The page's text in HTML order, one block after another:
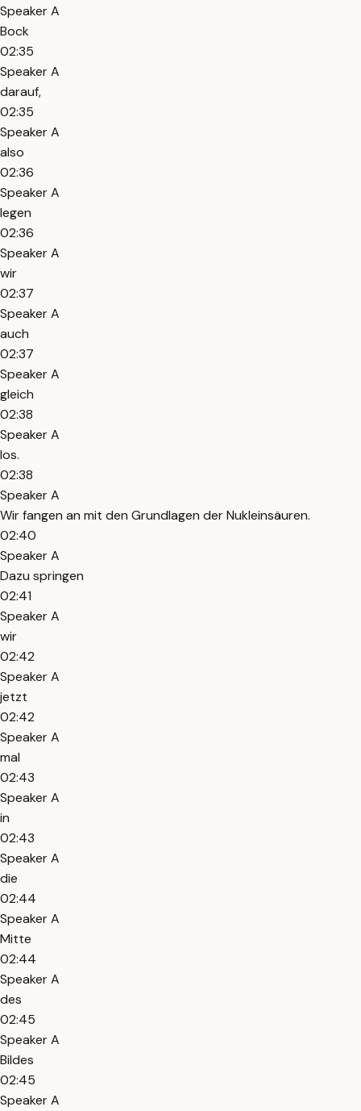
Speaker A
Bock
02:35
Speaker A
darauf,
02:35
Speaker A
also
02:36
Speaker A
legen
02:36
Speaker A
wir
02:37
Speaker A
auch
02:37
Speaker A
gleich
02:38
Speaker A
los.
02:38
Speaker A
Wir fangen an mit den Grundlagen der Nukleinsäuren.
02:40
Speaker A
Dazu springen
02:41
Speaker A
wir
02:42
Speaker A
jetzt
02:42
Speaker A
mal
02:43
Speaker A
in
02:43
Speaker A
die
02:44
Speaker A
Mitte
02:44
Speaker A
des
02:45
Speaker A
Bildes
02:45
Speaker A